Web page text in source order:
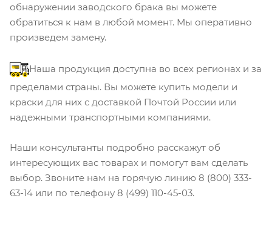
обнаружении заводского брака вы можете
обратиться к нам в любой момент. Мы оперативно
произведем замену.
Наша продукция доступна во всех регионах и за
пределами страны. Вы можете купить модели и
краски для них с доставкой Почтой России или
надежными транспортными компаниями.
Наши консультанты подробно расскажут об
интересующих вас товарах и помогут вам сделать
выбор. Звоните нам на горячую линию 8 (800) 333-
63-14 или по телефону 8 (499) 110-45-03.